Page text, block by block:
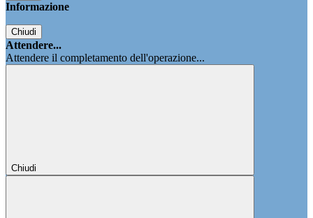
Informazione
Chiudi
Attendere...
Attendere il completamento dell'operazione...
Chiudi